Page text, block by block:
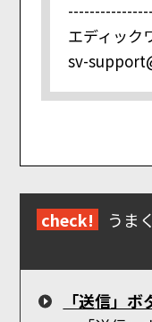
エディック
sv-
check!
うま
「送信」